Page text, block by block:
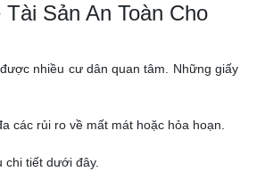
Sản An Toàn Cho
nhiều cư dân quan tâm. Những giấy
các rủi ro về mất mát hoặc hỏa hoạn.
tiết dưới đây.